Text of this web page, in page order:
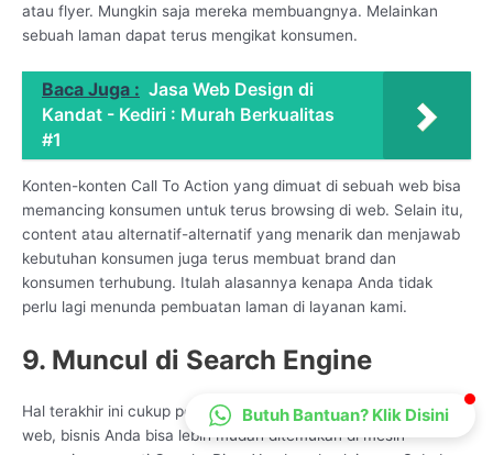
atau flyer. Mungkin saja mereka membuangnya. Melainkan
sebuah laman dapat terus mengikat konsumen.
Baca Juga : Jasa Web Design di
Kandat - Kediri : Murah Berkualitas
#1
Konten-konten Call To Action yang dimuat di sebuah web bisa
memancing konsumen untuk terus browsing di web. Selain itu,
content atau alternatif-alternatif yang menarik dan menjawab
kebutuhan konsumen juga terus membuat brand dan
konsumen terhubung. Itulah alasannya kenapa Anda tidak
perlu lagi menunda pembuatan laman di layanan kami.
9. Muncul di Search Engine
Hal terakhir ini cukup penting karena melalui keberadaan situs
web, bisnis Anda bisa lebih mudah ditemukan di mesin
Online
Butuh Bantuan? Klik Disini